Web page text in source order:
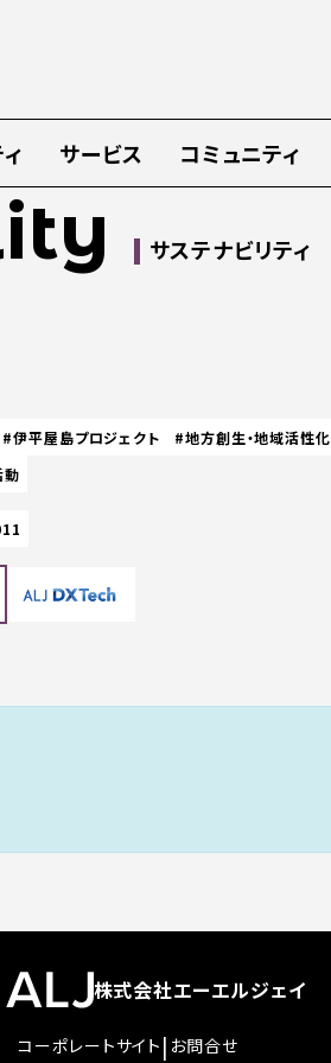
サービス コミュニティ
サステナビリティ
#伊平屋島プロジェクト #地方創生・地域活性化
動
株式会社エーエルジェイ
コーポレートサイト | お問合せ